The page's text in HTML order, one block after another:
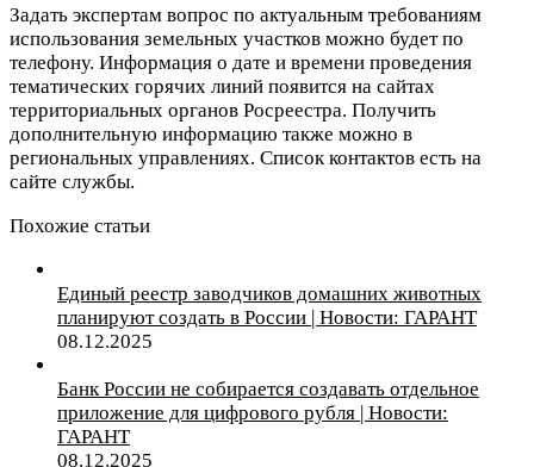
Задать экспертам вопрос по актуальным требованиям
использования земельных участков можно будет по
телефону. Информация о дате и времени проведения
тематических горячих линий появится на сайтах
территориальных органов Росреестра. Получить
дополнительную информацию также можно в
региональных управлениях. Список контактов есть на
сайте службы.
Похожие статьи
Единый реестр заводчиков домашних животных
планируют создать в России | Новости: ГАРАНТ
08.12.2025
Банк России не собирается создавать отдельное
приложение для цифрового рубля | Новости:
ГАРАНТ
08.12.2025